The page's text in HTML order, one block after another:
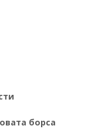
борса